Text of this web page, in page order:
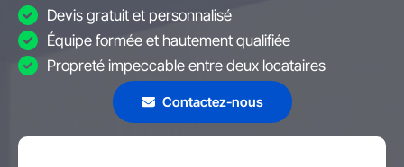
Devis gratuit et personnalisé
Équipe formée et hautement qualifiée
Propreté impeccable entre deux locataires
Contactez-nous